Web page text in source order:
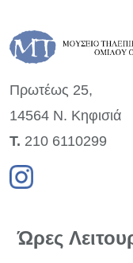
Πρωτέως 25,
14564 Ν. Κηφισιά
Τ. 210 6110299
Ώρες